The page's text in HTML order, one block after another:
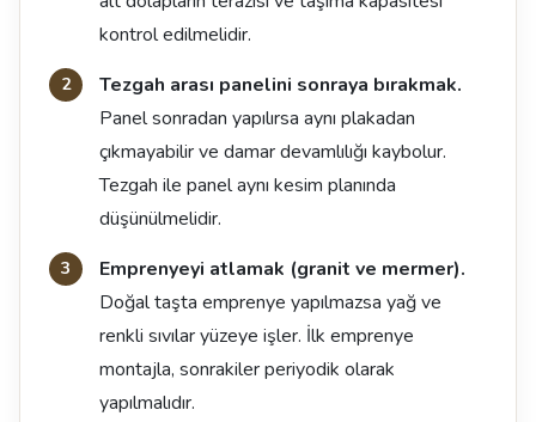
kontrol edilmelidir.
Tezgah arası panelini sonraya bırakmak.
Panel sonradan yapılırsa aynı plakadan
çıkmayabilir ve damar devamlılığı kaybolur.
Tezgah ile panel aynı kesim planında
düşünülmelidir.
Emprenyeyi atlamak (granit ve mermer).
Doğal taşta emprenye yapılmazsa yağ ve
renkli sıvılar yüzeye işler. İlk emprenye
montajla, sonrakiler periyodik olarak
yapılmalıdır.